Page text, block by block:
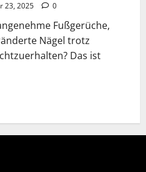
23, 2025 0
Fußgerüche,
Nägel trotz
Das ist